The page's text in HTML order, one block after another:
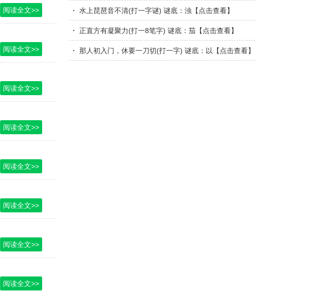
阅读全文>>
阅读全文>>
阅读全文>>
阅读全文>>
阅读全文>>
阅读全文>>
阅读全文>>
阅读全文>>
水上琵琶音不清(打一字谜) 谜底：浊【点击查看】
正直方有凝聚力(打一8笔字) 谜底：茄【点击查看】
那人初入门，休要一刀切(打一字) 谜底：以【点击查看】